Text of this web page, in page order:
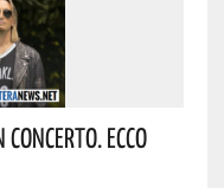
Concerto. Ecco